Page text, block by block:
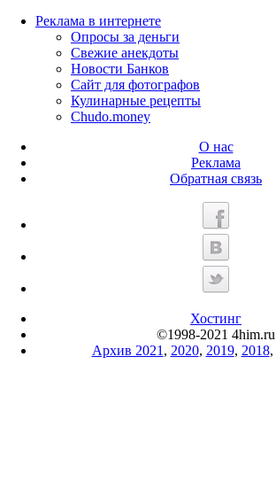
Реклама в интернете
Опросы за деньги
Свежие анекдоты
Новости Банков
Сайт для фотографов
Кулинарные рецепты
Chudo.money
О нас
Реклама
Обратная связь
Хостинг
©1998-2021 4him.ru
Архив 2021, 2020, 2019, 2018,